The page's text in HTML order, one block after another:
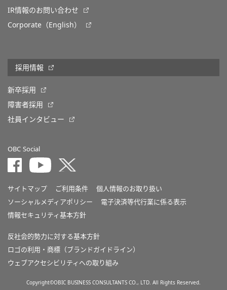
IR情報のお問い合わせ
Corporate（English）
採用情報
新卒採用
障害者採用
社員インタビュー
OBC Social
サイトマップ ご利用条件
個人情報のお取り扱い
ソーシャルメディアポリシー
電子決済等代行業に係る表示
情報セキュリティ基本方針
反社会的勢力に対する基本方針
ロゴの利用・商標（ブランドガイドライン）
ウェブアクセシビリティへの取り組み
Copyright©OBIC BUSINESS CONSULTANTS CO., LTD. All Rights Reserved.